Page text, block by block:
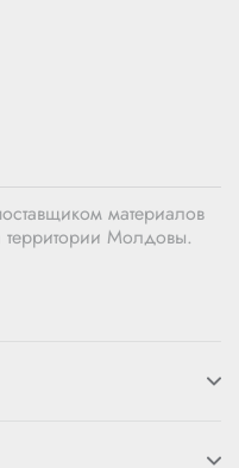
материалов
территории Молдовы.